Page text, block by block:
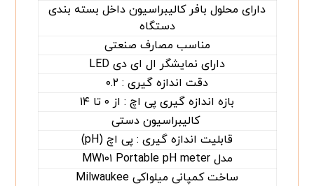
دارای محلول بافر کالیبراسیون داخل بسته بندی
دستگاه
مناسب مصارف صنعتی
دارای نمایشگر ال ای دی LED
دقت اندازه گیری : ۰ .۲
بازه اندازه گیری پی اچ : از ۰ تا ۱۴
کالیبراسیون دستی
قابلیت اندازه گیری : پی اچ (pH)
مدل MW۱۰۱ Portable pH meter
ساخت کمپانی میلواکی Milwaukee